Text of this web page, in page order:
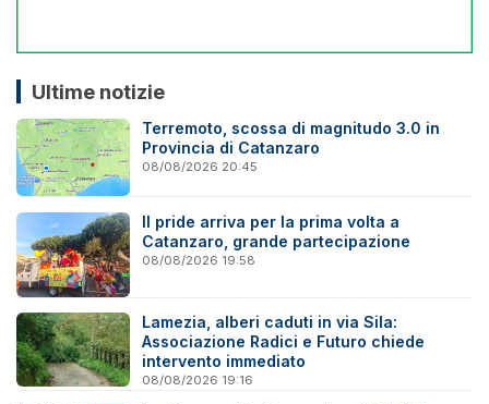
Ultime notizie
Terremoto, scossa di magnitudo 3.0 in
Provincia di Catanzaro
08/08/2026 20:45
Il pride arriva per la prima volta a
Catanzaro, grande partecipazione
08/08/2026 19:58
Lamezia, alberi caduti in via Sila:
Associazione Radici e Futuro chiede
intervento immediato
08/08/2026 19:16